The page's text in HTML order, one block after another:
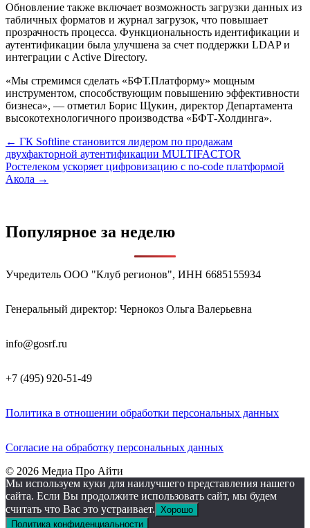
Обновление также включает возможность загрузки данных из
табличных форматов и журнал загрузок, что повышает
прозрачность процесса. Функциональность идентификации и
аутентификации была улучшена за счет поддержки LDAP и
интеграции с Active Directory.
«Мы стремимся сделать «БФТ.Платформу» мощным
инструментом, способствующим повышению эффективности
бизнеса», — отметил Борис Щукин, директор Департамента
высокотехнологичного производства «БФТ-Холдинга».
Навигация
по
записям
← ГК Softline становится лидером по продажам
двухфакторной аутентификации MULTIFACTOR
Ростелеком ускоряет цифровизацию с no-code платформой
Акола →
Популярное за неделю
Учредитель ООО "Клуб регионов", ИНН 6685155934
Генеральный директор: Чернокоз Ольга Валерьевна
info@gosrf.ru
+7 (495) 920-51-49
Политика в отношении обработки персональных данных
Согласие на обработку персональных данных
© 2026 Медиа Про Айти
Мы используем куки для наилучшего представления нашего
сайта. Если Вы продолжите использовать сайт, мы будем
считать что Вас это устраивает. Хорошо
Политика конфиденциальности